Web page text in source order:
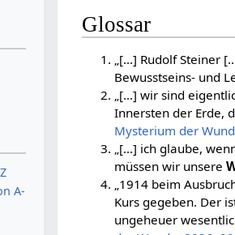
Glossar
„[…] Rudolf Steiner
Bewusstseins- und
„[…] wir sind
Innersten der Erde,
Mysterium der
„[…] ich glaube,
müssen wir unsere
„1914 beim
Kurs gegeben. Der
ungeheuer
A-